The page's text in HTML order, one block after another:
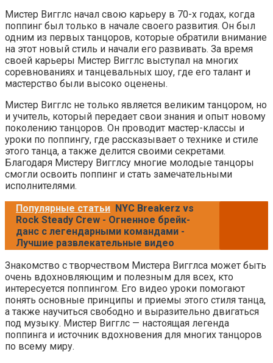
Мистер Вигглс начал свою карьеру в 70-х годах, когда
поппинг был только в начале своего развития. Он был
одним из первых танцоров, которые обратили внимание
на этот новый стиль и начали его развивать. За время
своей карьеры Мистер Вигглс выступал на многих
соревнованиях и танцевальных шоу, где его талант и
мастерство были высоко оценены.
Мистер Вигглс не только является великим танцором, но
и учитель, который передает свои знания и опыт новому
поколению танцоров. Он проводит мастер-классы и
уроки по поппингу, где рассказывает о технике и стиле
этого танца, а также делится своими секретами.
Благодаря Мистеру Вигглсу многие молодые танцоры
смогли освоить поппинг и стать замечательными
исполнителями.
Популярные статьи NYC Breakerz vs
Rock Steady Crew - Огненное брейк-
данс с легендарными командами -
Лучшие развлекательные видео
Знакомство с творчеством Мистера Вигглса может быть
очень вдохновляющим и полезным для всех, кто
интересуется поппингом. Его видео уроки помогают
понять основные принципы и приемы этого стиля танца,
а также научиться свободно и выразительно двигаться
под музыку. Мистер Вигглс — настоящая легенда
поппинга и источник вдохновения для многих танцоров
по всему миру.